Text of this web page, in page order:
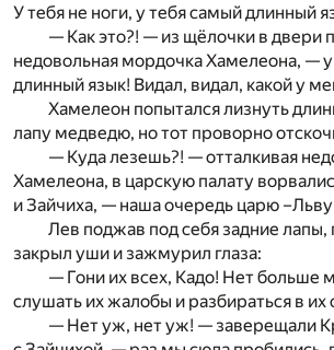
У тебя не ноги, у тебя самый длинный
— Как это?! — из щёлочки в двери
недовольная мордочка Хамелеона, —
длинный язык! Видал, видал, какой у
Хамелеон попытался лизнуть
лапу медведю, но тот проворно
— Куда лезешь?! — отталкивая
Хамелеона, в царскую палату
и Зайчиха, — наша очередь царю
Лев поджав под себя задние
закрыл уши и зажмурил глаза:
— Гони их всех, Кадо! Нет больше
слушать их жалобы и разбираться в их
— Нет уж, нет уж! — заверещали